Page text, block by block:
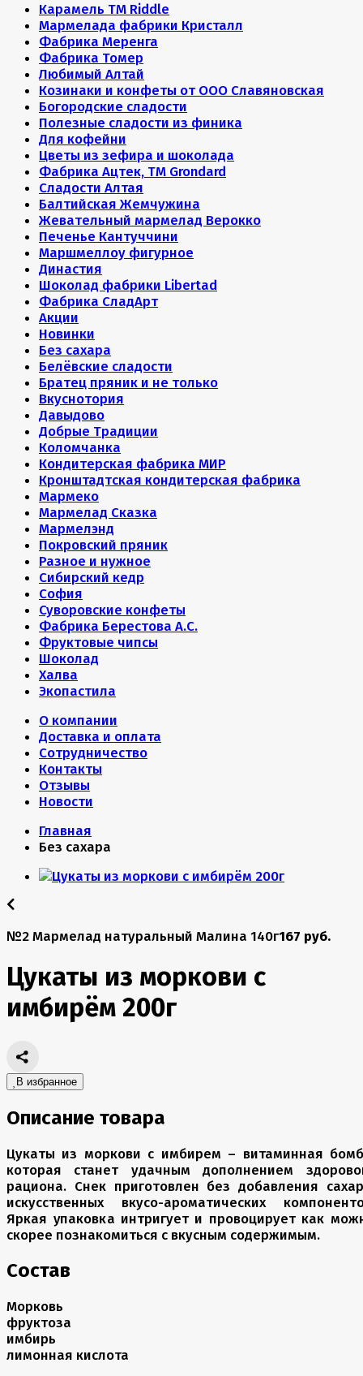
Карамель ТМ Riddle
Мармелада фабрики Кристалл
Фабрика Меренга
Фабрика Томер
Любимый Алтай
Козинаки и конфеты от ООО Славяновская
Богородские сладости
Полезные сладости из финика
Для кофейни
Цветы из зефира и шоколада
Фабрика Ацтек, ТМ Grondard
Сладости Алтая
Балтийская Жемчужина
Жевательный мармелад Верокко
Печенье Кантуччини
Маршмеллоу фигурное
Династия
Шоколад фабрики Libertad
Фабрика СладАрт
Акции
Новинки
Без сахара
Белёвские сладости
Братец пряник и не только
Вкуснотория
Давыдово
Добрые Традиции
Коломчанка
Кондитерская фабрика МИР
Кронштадтская кондитерская фабрика
Мармеко
Мармелад Сказка
Мармелэнд
Покровский пряник
Разное и нужное
Сибирский кедр
София
Суворовские конфеты
Фабрика Берестова А.С.
Фруктовые чипсы
Шоколад
Халва
Экопастила
О компании
Доставка и оплата
Сотрудничество
Контакты
Отзывы
Новости
Главная
Без сахара
№2 Мармелад натуральный Малина 140г167 руб.
Цукаты из моркови с
имбирём 200г
В избранное
Описание товара
Цукаты из моркови с имбирем – витаминная
которая станет удачным дополнением
рациона. Снек приготовлен без добавления
искусственных вкусо-ароматических
Яркая упаковка интригует и провоцирует как
скорее познакомиться с вкусным содержимым.
Состав
Морковь
фруктоза
имбирь
лимонная кислота